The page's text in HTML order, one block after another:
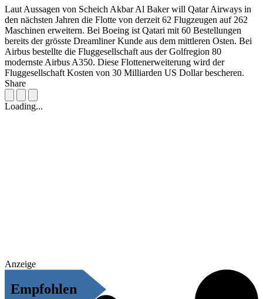
Laut Aussagen von Scheich Akbar Al Baker will Qatar Airways in
den nächsten Jahren die Flotte von derzeit 62 Flugzeugen auf 262
Maschinen erweitern. Bei Boeing ist Qatari mit 60 Bestellungen
bereits der grösste Dreamliner Kunde aus dem mittleren Osten. Bei
Airbus bestellte die Fluggesellschaft aus der Golfregion 80
modernste Airbus A350. Diese Flottenerweiterung wird der
Fluggesellschaft Kosten von 30 Milliarden US Dollar bescheren.
Share
Loading...
Anzeige
Empfohlen